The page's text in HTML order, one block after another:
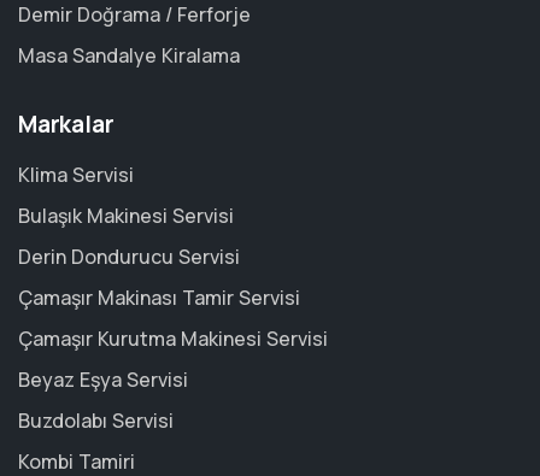
Demir Doğrama / Ferforje
Masa Sandalye Kiralama
Markalar
Klima Servisi
Bulaşık Makinesi Servisi
Derin Dondurucu Servisi
Çamaşır Makinası Tamir Servisi
Çamaşır Kurutma Makinesi Servisi
Beyaz Eşya Servisi
Buzdolabı Servisi
Kombi Tamiri